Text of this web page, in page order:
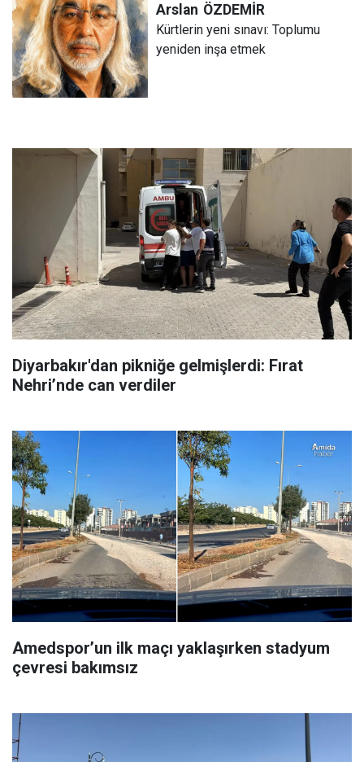
Arslan ÖZDEMİR
Kürtlerin yeni sınavı: Toplumu
yeniden inşa etmek
Diyarbakır'dan pikniğe gelmişlerdi: Fırat
Nehri’nde can verdiler
Amedspor’un ilk maçı yaklaşırken stadyum
çevresi bakımsız